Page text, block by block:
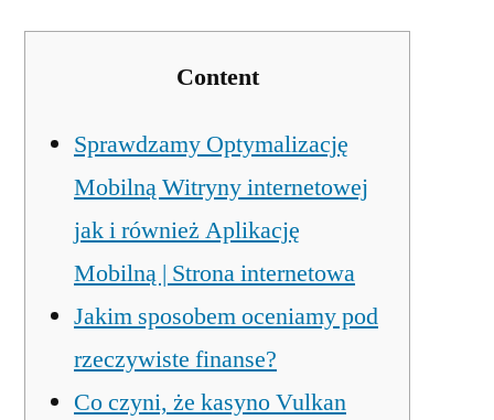
Content
Sprawdzamy Optymalizację
Mobilną Witryny internetowej
jak i również Aplikację
Mobilną | Strona internetowa
Jakim sposobem oceniamy pod
rzeczywiste finanse?
Co czyni, że kasyno Vulkan